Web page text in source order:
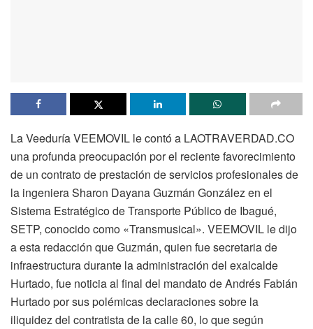
La Veeduría VEEMOVIL le contó a LAOTRAVERDAD.CO
una profunda preocupación por el reciente favorecimiento
de un contrato de prestación de servicios profesionales de
la ingeniera Sharon Dayana Guzmán González en el
Sistema Estratégico de Transporte Público de Ibagué,
SETP, conocido como «Transmusical». VEEMOVIL le dijo
a esta redacción que Guzmán, quien fue secretaria de
infraestructura durante la administración del exalcalde
Hurtado, fue noticia al final del mandato de Andrés Fabián
Hurtado por sus polémicas declaraciones sobre la
iliquidez del contratista de la calle 60, lo que según